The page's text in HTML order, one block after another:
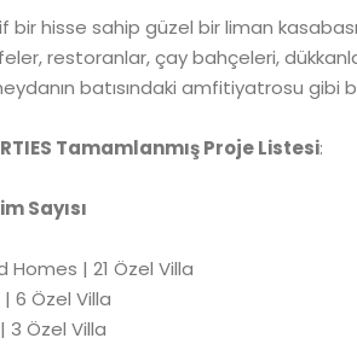
bir hisse sahip güzel bir liman
restoranlar, çay bahçeleri,
batısındaki amfitiyatrosu gibi
Tamamlanmış Proje Listesi:
Sayısı
Homes | 21 Özel Villa
| 6 Özel Villa
3 Özel Villa